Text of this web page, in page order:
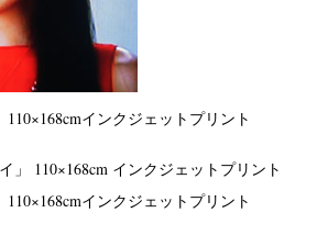
110×168cmインクジェットプリント
110×168cmインクジェットプリント